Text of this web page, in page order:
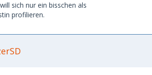
sich nur ein bisschen als
profilieren.